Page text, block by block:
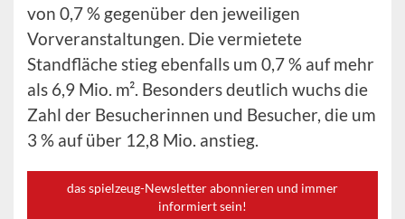
von 0,7 % gegenüber den jeweiligen
Vorveranstaltungen. Die vermietete
Standfläche stieg ebenfalls um 0,7 % auf mehr
als 6,9 Mio. m². Besonders deutlich wuchs die
Zahl der Besucherinnen und Besucher, die um
3 % auf über 12,8 Mio. anstieg.
das spielzeug-Newsletter abonnieren und immer
informiert sein!